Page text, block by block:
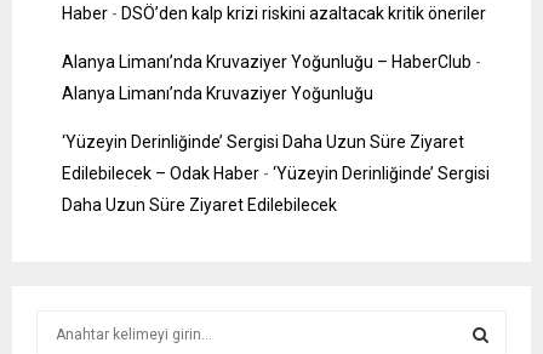
Haber - DSÖ’den kalp krizi riskini azaltacak kritik öneriler
Alanya Limanı’nda Kruvaziyer Yoğunluğu – HaberClub -
Alanya Limanı’nda Kruvaziyer Yoğunluğu
‘Yüzeyin Derinliğinde’ Sergisi Daha Uzun Süre Ziyaret
Edilebilecek – Odak Haber - ‘Yüzeyin Derinliğinde’ Sergisi
Daha Uzun Süre Ziyaret Edilebilecek